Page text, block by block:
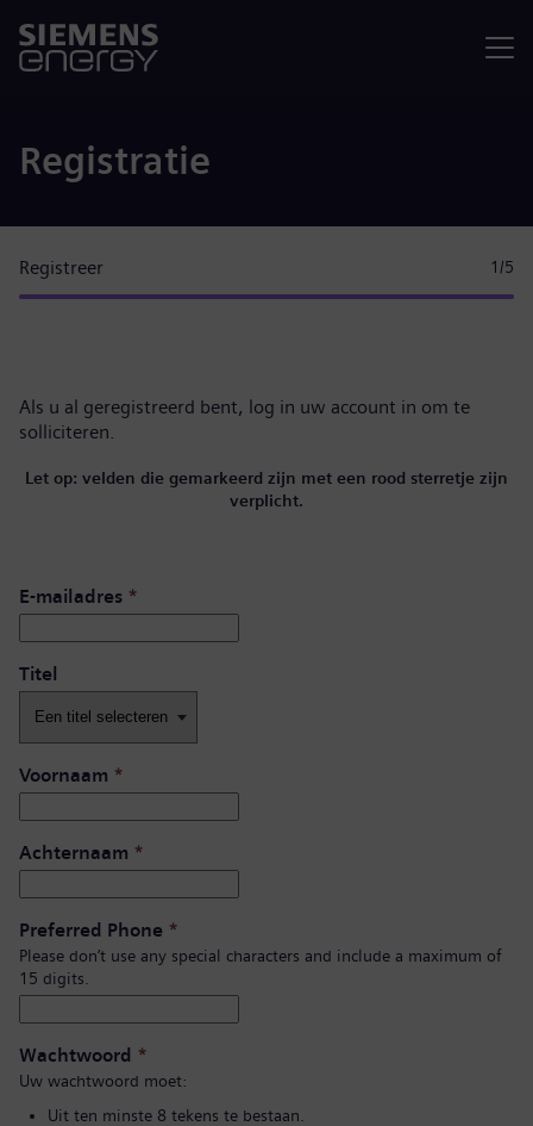
Registratie
Registreer 1 /5
Als u al geregistreerd bent, log in uw account in om te
solliciteren.
Let op: velden die gemarkeerd zijn met een rood sterretje zijn
verplicht.
E-mailadres *
Titel
Voornaam *
Achternaam *
Preferred Phone *
Please don’t use any special characters and include a maximum of
15 digits.
Wachtwoord *
Uw wachtwoord moet:
Uit ten minste 8 tekens te bestaan.